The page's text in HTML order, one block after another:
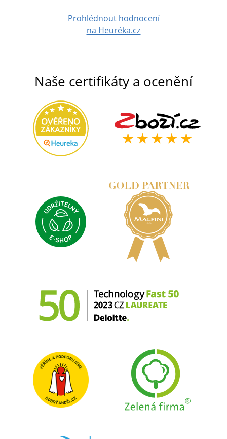
Prohlédnout hodnocení
na Heuréka.cz
Naše certifikáty a ocenění